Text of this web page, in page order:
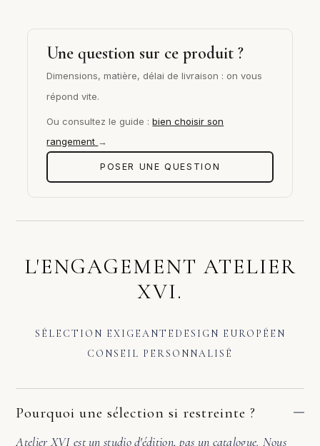
Une question sur ce produit ?
Dimensions, matière, délai de livraison : on vous
répond vite.
Ou consultez le guide :bien choisir son
rangement →
POSER UNE QUESTION
L'ENGAGEMENT ATELIER
XVI.
SÉLECTION EXIGEANTE DESIGN EUROPÉEN
CONSEIL PERSONNALISÉ
Pourquoi une sélection si restreinte ?
Atelier XVI est un studio d'édition, pas un catalogue. Nous